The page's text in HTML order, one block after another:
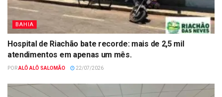
BAHIA
Hospital de Riachão bate recorde: mais de 2,5 mil
atendimentos em apenas um mês.
PORALÔ ALÔ SALOMÃO 22/07/2026